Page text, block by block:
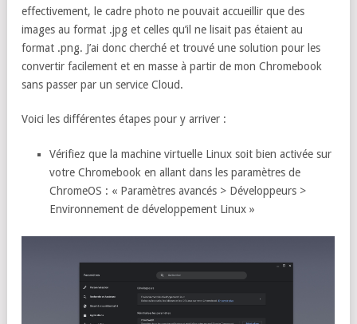
effectivement, le cadre photo ne pouvait accueillir que des
images au format .jpg et celles qu’il ne lisait pas étaient au
format .png. J’ai donc cherché et trouvé une solution pour les
convertir facilement et en masse à partir de mon Chromebook
sans passer par un service Cloud.
Voici les différentes étapes pour y arriver :
Vérifiez que la machine virtuelle Linux soit bien activée sur
votre Chromebook en allant dans les paramètres de
ChromeOS : « Paramètres avancés > Développeurs >
Environnement de développement Linux »